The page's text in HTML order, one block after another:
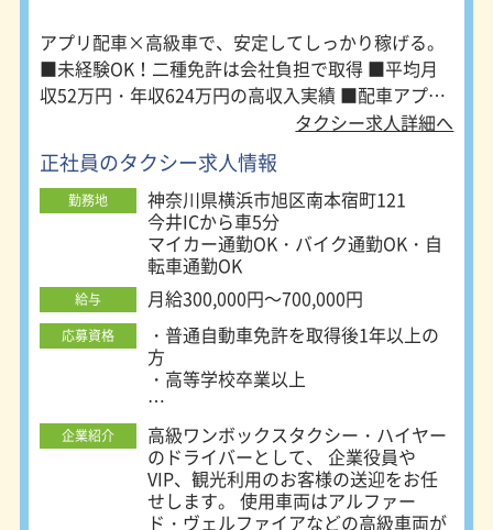
アプリ配車×高級車で、安定してしっかり稼げる。
■未経験OK！二種免許は会社負担で取得 ■平均月
収52万円・年収624万円の高収入実績 ■配車アプリ
「GO」「Uber」導入で安定集客 ■高級ワンボック
ス中心で“選ばれるドライバー”に ■託児所・社食・
仮眠室など福利厚生が充実 ■柔軟シフト＆希望休
OKで働きやすい
タクシー求人詳細へ
正社員のタクシー求人情報
勤務地
神奈川県横浜市旭区南本宿町121
今井ICから車5分
マイカー通勤OK・バイク通勤OK・自
転車通勤OK
給与 月給300,000円～700,000円
応募資格
・普通自動車免許を取得後1年以上の
方
・高等学校卒業以上
■■■■■■■■
普通免許があれば応募OK！
■■■■■■■■
・二種免許取得費用は会社負担
・研修制度充実
企業紹介
高級ワンボックスタクシー・ハイヤー
のドライバーとして、 企業役員や
VIP、観光利用のお客様の送迎をお任
せします。 使用車両はアルファー
ド・ヴェルファイアなどの高級車両が